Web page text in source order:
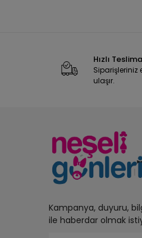
Hızlı
Siparişleriniz
ulaşır.
Kampanya, duyuru,
ile haberdar olmak